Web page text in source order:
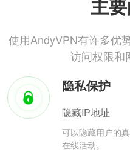
主
使用AndyVPN有许多优
访问权限和
隐私保护
隐藏IP地址
可以隐藏用户的
在线活动。